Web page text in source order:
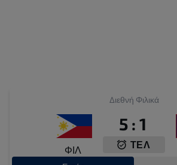
Διεθνή Φιλικά
ΦΙΛ
5 : 1
ΤΕΛ